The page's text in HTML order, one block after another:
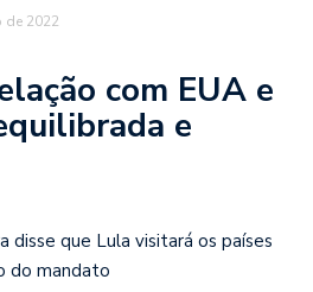
de 2022
com EUA e
e
disse que Lula visitará os países
do mandato